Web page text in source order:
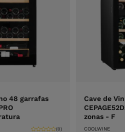
48 garrafas
(0)
Cave de
zonas - F
COOLWINE